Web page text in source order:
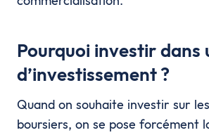
Pourquoi investir dans
d’investissement ?
Quand on souhaite investir sur
boursiers, on se pose forcément